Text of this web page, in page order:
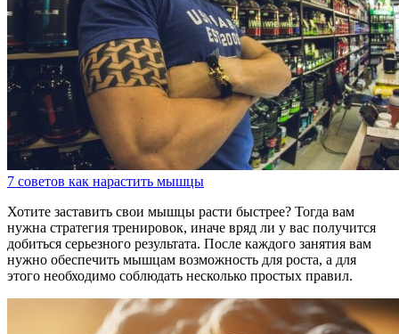
7 советов как нарастить мышцы
Хотите заставить свои мышцы расти быстрее? Тогда вам
нужна стратегия тренировок, иначе вряд ли у вас получится
добиться серьезного результата. После каждого занятия вам
нужно обеспечить мышцам возможность для роста, а для
этого необходимо соблюдать несколько простых правил.